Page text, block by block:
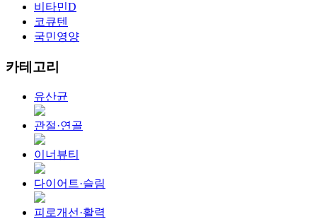
비타민D
코큐텐
국민영양
카테고리
유산균
관절·연골
이너뷰티
다이어트·슬림
피로개선·활력